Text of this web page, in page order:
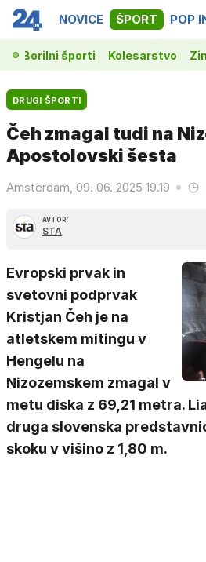
NOVICE ŠPORT POP
Borilni športi Kolesarstvo
DRUGI ŠPORTI
Čeh zmagal tudi na
Apostolovski šesta
Amsterdam, 09. 06. 2025 19.19
AVTOR:
STA
Evropski prvak in
svetovni podprvak
Kristjan Čeh je na
atletskem mitingu v
Hengelu na
Nizozemskem zmagal v
metu diska z 69,21 metra.
druga slovenska
skoku v višino z 1,80 m.